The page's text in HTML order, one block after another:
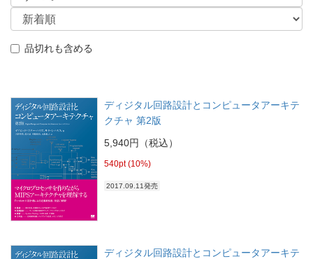
品切れも含める
ディジタル回路設計とコンピュータアーキテ
クチャ 第2版
5,940円（税込）
540pt (10%)
2017.09.11発売
ディジタル回路設計とコンピュータアーキテ